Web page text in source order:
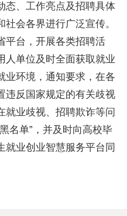
态、工作亮点及招聘具体
会各界进行广泛宣传。
平台，开展各类招聘活
人单位及时全面获取就业
环境，通知要求，在各
违反国家规定的有关歧视
就业歧视、招聘欺诈等问
名单”，并及时向高校毕
就业创业智慧服务平台同